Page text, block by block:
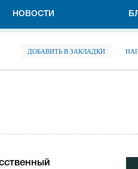
НОВОСТИ
ДОБАВИТЬ В ЗАКЛАДКИ